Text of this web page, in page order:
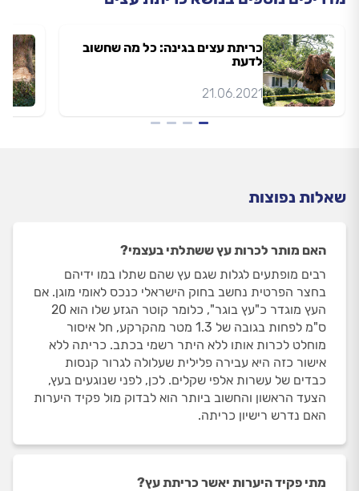
כריתת עצים בגינה: כל מה שחשוב
לדעת
21.06.2021
שאלות נפוצות
האם מותר לכרות עץ ששתלתי בעצמי?
רבים מופתעים לגלות שגם עץ שהם שתלו במו ידיהם
בחצר הפרטית נחשב בחוק הישראלי כנכס לאומי מוגן. אם
העץ מוגדר כ"עץ בוגר", כלומר קוטר הגזע שלו הוא 20
ס"מ לפחות בגובה של 1.3 מטר מהקרקע, חל איסור
מוחלט לכרות אותו ללא היתר רשמי בכתב. כריתה ללא
אישור כזה היא עבירה פלילית שעלולה לגרור קנסות
כבדים של עשרות אלפי שקלים. לכן, לפני שנוגעים בעץ,
הצעד הראשון והחשוב ביותר הוא לבדוק מול פקיד היערות
האם נדרש רישיון כריתה.
מתי פקיד היערות יאשר כריתת עץ?